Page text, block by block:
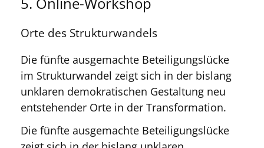
Orte des Strukturwandels
Die fünfte ausgemachte Beteiligungslücke
im Strukturwandel zeigt sich in der bislang
unklaren demokratischen Gestaltung neu
entstehender Orte in der Transformation.
Die fünfte ausgemachte Beteiligungslücke